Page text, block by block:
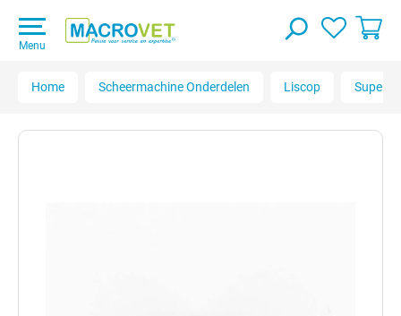
Menu
Home Scheermachine Onderdelen Liscop Super